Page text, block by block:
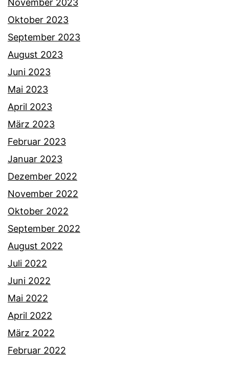
November 2023
Oktober 2023
September 2023
August 2023
Juni 2023
Mai 2023
April 2023
März 2023
Februar 2023
Januar 2023
Dezember 2022
November 2022
Oktober 2022
September 2022
August 2022
Juli 2022
Juni 2022
Mai 2022
April 2022
März 2022
Februar 2022